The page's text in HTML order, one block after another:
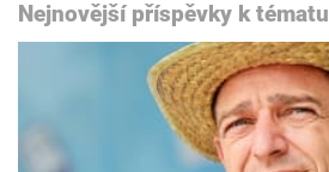
Nejnovější příspěvky k tématu